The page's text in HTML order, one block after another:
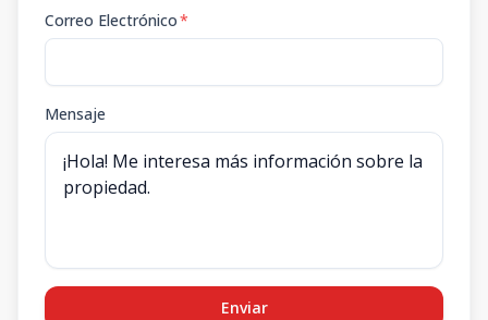
Correo Electrónico*
Mensaje
Enviar